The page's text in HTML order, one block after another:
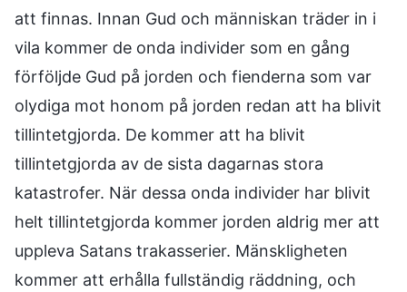
att finnas. Innan Gud och människan träder in i
vila kommer de onda individer som en gång
förföljde Gud på jorden och fienderna som var
olydiga mot honom på jorden redan att ha blivit
tillintetgjorda. De kommer att ha blivit
tillintetgjorda av de sista dagarnas stora
katastrofer. När dessa onda individer har blivit
helt tillintetgjorda kommer jorden aldrig mer att
uppleva Satans trakasserier. Mänskligheten
kommer att erhålla fullständig räddning, och